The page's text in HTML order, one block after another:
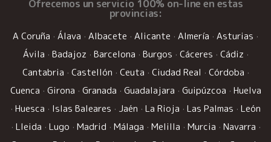
Ofrecemos un servicio 100% on-line en estas
provincias:
A Coruña · Álava · Albacete · Alicante · Almería · Asturias ·
Ávila · Badajoz · Barcelona · Burgos · Cáceres · Cádiz ·
Cantabria · Castellón · Ceuta · Ciudad Real · Córdoba ·
Cuenca · Girona · Granada · Guadalajara · Guipúzcoa · Huelva
· Huesca · Islas Baleares · Jaén · La Rioja · Las Palmas · León
· Lleida · Lugo · Madrid · Málaga · Melilla · Murcia · Navarra ·